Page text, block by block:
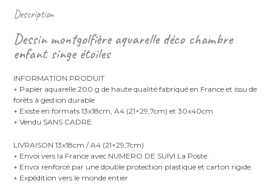
Description
Dessin montgolfière aquarelle déco chambre
enfant singe étoiles
INFORMATION PRODUIT
+ Papier aquarelle 200 g de haute qualité fabriqué en France et issu de
forêts à gestion durable
+ Existe en formats 13x18cm, A4 (21×29,7cm) et 30x40cm
+ Vendu SANS CADRE
LIVRAISON 13x18cm / A4 (21×29,7cm)
+ Envoi vers la France avec NUMERO DE SUIVI La Poste.
+ Envoi renforcé par une double protection plastique et carton rigide.
+ Expédition vers le monde entier